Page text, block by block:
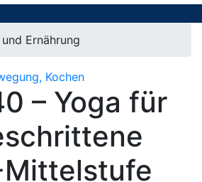
Ernährung
Kochen
– Yoga für
Mittelstufe